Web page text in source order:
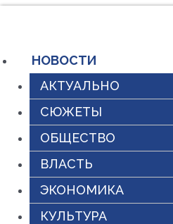
содержимому
НОВОСТИ
АКТУАЛЬНО
СЮЖЕТЫ
ОБЩЕСТВО
ВЛАСТЬ
ЭКОНОМИКА
КУЛЬТУРА